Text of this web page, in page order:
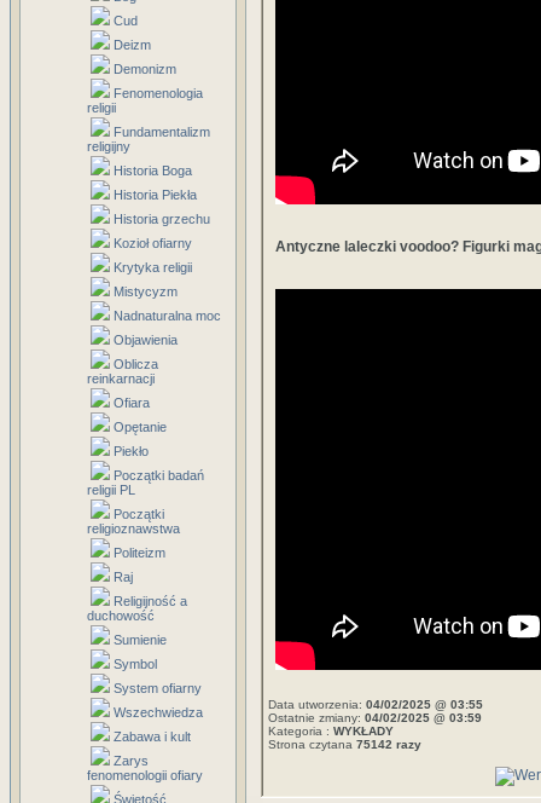
Cud
Deizm
Demonizm
Fenomenologia
religii
Fundamentalizm
religijny
Historia Boga
Historia Piekła
Historia grzechu
Kozioł ofiarny
Krytyka religii
Mistycyzm
Nadnaturalna moc
Objawienia
Oblicza
reinkarnacji
Ofiara
Opętanie
Piekło
Początki badań
religii PL
Początki
religioznawstwa
Politeizm
Raj
Religijność a
duchowość
Sumienie
Symbol
System ofiarny
Wszechwiedza
Zabawa i kult
Zarys
fenomenologii ofiary
Świetość
Antyczne laleczki voodoo? Figurki
Data utworzenia: 04/02/2025 @ 03:55
Ostatnie zmiany: 04/02/2025 @ 03:59
Kategoria : WYKŁADY
Strona czytana 75142 razy